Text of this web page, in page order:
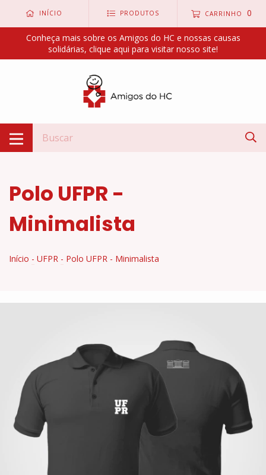
INÍCIO PRODUTOS CARRINHO 0
Conheça mais sobre os Amigos do HC e nossas causas
solidárias, clique aqui para visitar nosso site!
Polo UFPR -
Minimalista
Início - UFPR - Polo UFPR - Minimalista